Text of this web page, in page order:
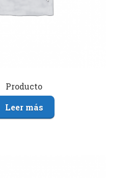
Producto
Leer más